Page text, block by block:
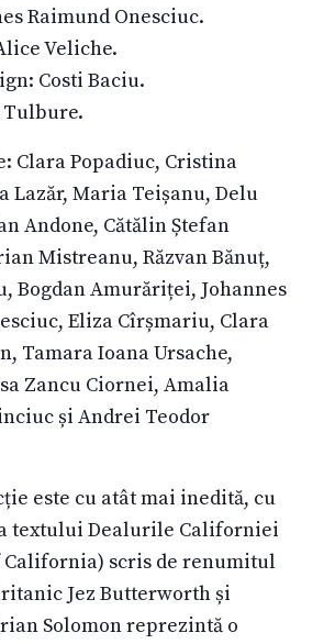
Raimund Onesciuc.
Veliche.
Costi Baciu.
Tulbure.
Clara Popadiuc, Cristina
Lazăr, Maria Teișanu, Delu
Andone, Cătălin Ștefan
Mistreanu, Răzvan Bănuț,
Bogdan Amurăriței, Johannes
Eliza Cîrșmariu, Clara
Tamara Ioana Ursache,
Zancu Ciornei, Amalia
și Andrei Teodor
este cu atât mai inedită, cu
textului Dealurile Californiei
scris de renumitul
Jez Butterworth și
Solomon reprezintă o